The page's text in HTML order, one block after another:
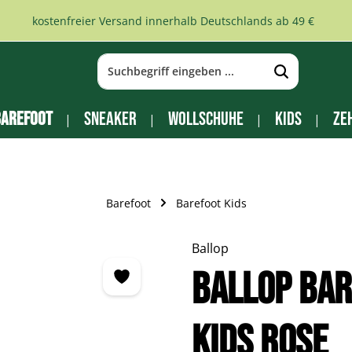
kostenfreier Versand innerhalb Deutschlands ab 49 €
Sneaker Wollschuhe Kids
Barefoot Barefoot Kids
Ballop
Ballop